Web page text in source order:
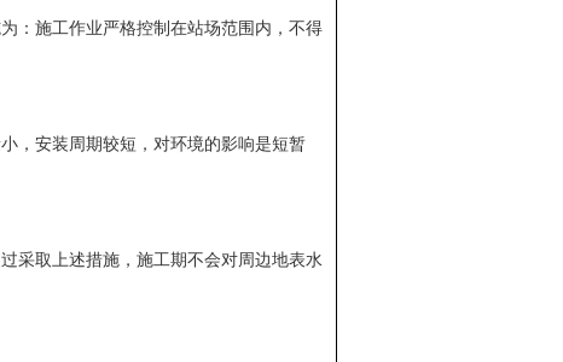
：施工作业严格控制在站场范围内，不得
，安装周期较短，对环境的影响是短暂
采取上述措施，施工期不会对周边地表水